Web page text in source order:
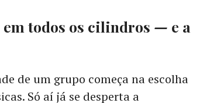
todos os cilindros — e a
de um grupo começa na escolha
Só aí já se desperta a